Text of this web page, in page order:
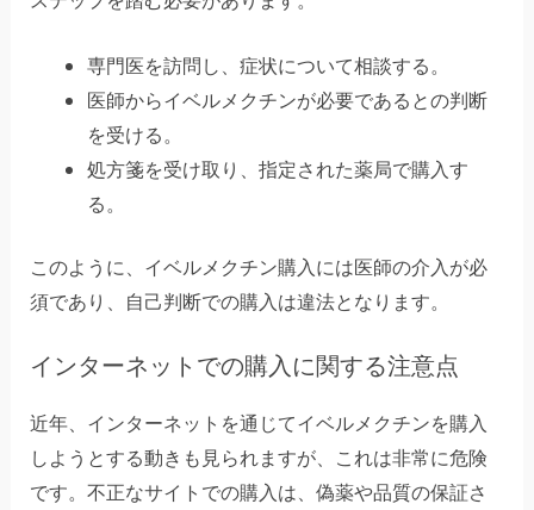
専門医を訪問し、症状について相談する。
医師からイベルメクチンが必要であるとの判断
を受ける。
処方箋を受け取り、指定された薬局で購入す
る。
このように、イベルメクチン購入には医師の介入が必
須であり、自己判断での購入は違法となります。
インターネットでの購入に関する注意点
近年、インターネットを通じてイベルメクチンを購入
しようとする動きも見られますが、これは非常に危険
です。不正なサイトでの購入は、偽薬や品質の保証さ